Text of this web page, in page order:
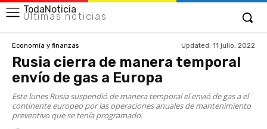
TodaNoticia
Últimas noticias
Economía y finanzas Updated: 11 julio, 2022
Rusia cierra de manera temporal
envío de gas a Europa
Este lunes Rusia suspendió de manera temporal el envió de gas a el
continente europeo por las operaciones anuales de mantenimiento
preventivo que se tenía programado.